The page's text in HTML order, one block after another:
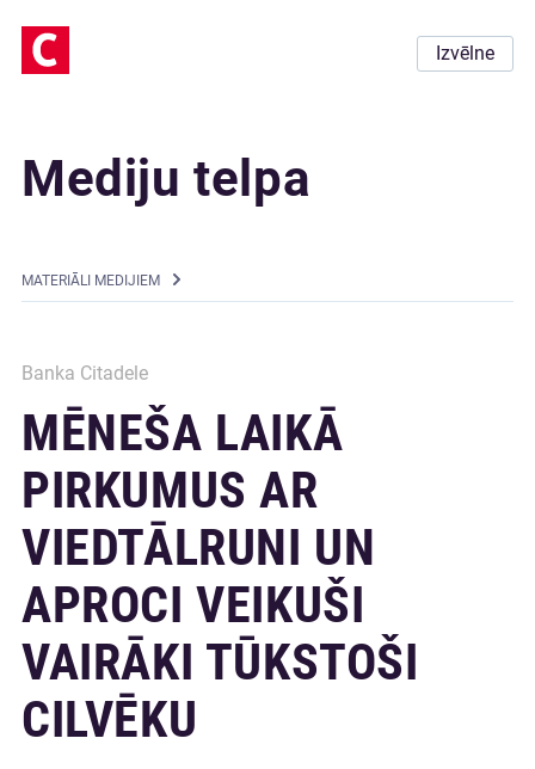
Izvēlne
Mediju telpa
MATERIĀLI MEDIJIEM
Banka Citadele
MĒNEŠA LAIKĀ
PIRKUMUS AR
VIEDTĀLRUNI UN
APROCI VEIKUŠI
VAIRĀKI TŪKSTOŠI
CILVĒKU